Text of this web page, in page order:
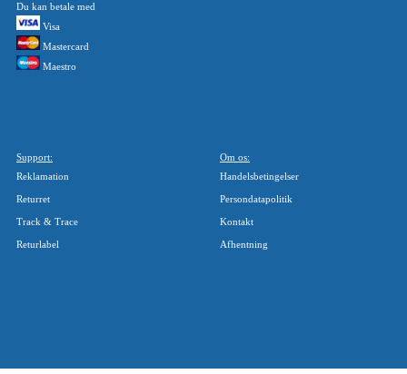
Du kan betale med
Visa
Mastercard
Maestro
Support:
Reklamation
Returret
Track & Trace
Returlabel
Om os:
Handelsbetingelser
Persondatapolitik
Kontakt
Afhentning